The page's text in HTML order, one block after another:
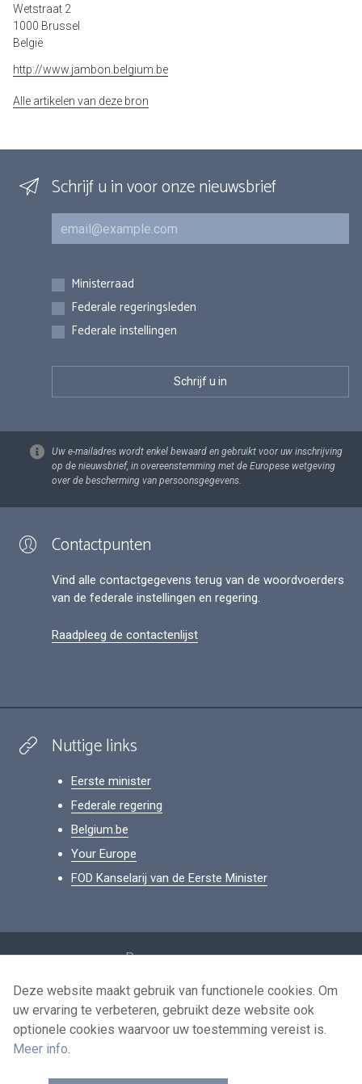
Wetstraat 2
1000 Brussel
België
http://www.jambon.belgium.be
Alle artikelen van deze bron
Schrijf u in voor onze nieuwsbrief
E-mail
Inschrijvingen
Ministerraad
Federale regeringsleden
Federale instellingen
Uw e-mailadres wordt enkel bewaard en gebruikt voor uw inschrijving
op de nieuwsbrief, in overeenstemming met de Europese wetgeving
over de bescherming van persoonsgegevens.
Contactpunten
Vind alle contactgegevens terug van de woordvoerders
van de federale instellingen en regering.
Raadpleeg de contactenlijst
Nuttige links
Eerste minister
Federale regering
Belgium.be
Your Europe
FOD Kanselarij van de Eerste Minister
Persoonsgegevens
Voorwaarden voor het hergebruik
Contacteer ons
Deze website maakt gebruik van functionele cookies. Om
uw ervaring te verbeteren, gebruikt deze website ook
optionele cookies waarvoor uw toestemming vereist is.
Meer info.